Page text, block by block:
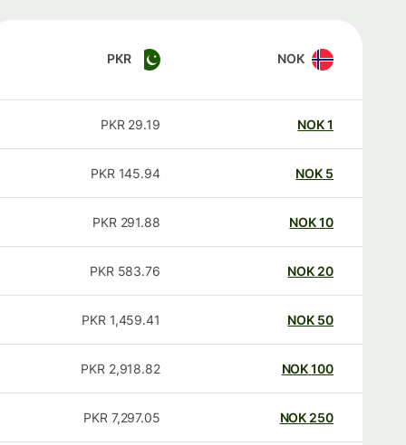
NOK
PKR
NOK
29.19
PKR
NOK
145.94
PKR
NOK
291.88
PKR
20
NOK
583.76
PKR
50
NOK
1,459.41
PKR
100
NOK
2,918.82
PKR
250
NOK
7,297.05
PKR